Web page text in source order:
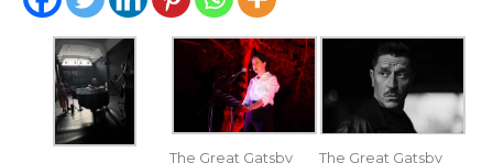
The Great Gatsby The Great Gatsby